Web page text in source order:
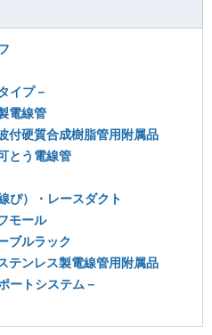
イプ－
電線管
付硬質合成樹脂管用附属品
とう電線管
ぴ）・レースダクト
モール
ブルラック
テンレス製電線管用附属品
ートシステム－